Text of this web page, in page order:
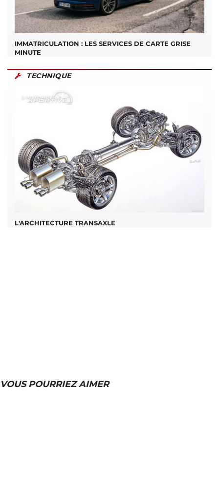
IMMATRICULATION : LES SERVICES DE CARTE GRISE
MINUTE
TECHNIQUE
L'ARCHITECTURE TRANSAXLE
VOUS POURRIEZ AIMER